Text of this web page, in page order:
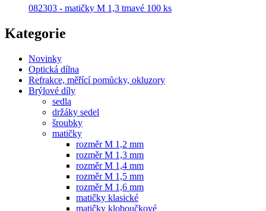
082303 - matičky M 1,3 tmavé 100 ks
Kategorie
Novinky
Optická dílna
Refrakce, měřící pomůcky, okluzory
Brýlové díly
sedla
držáky sedel
šroubky
matičky
rozměr M 1,2 mm
rozměr M 1,3 mm
rozměr M 1,4 mm
rozměr M 1,5 mm
rozměr M 1,6 mm
matičky klasické
matičky kloboučkové